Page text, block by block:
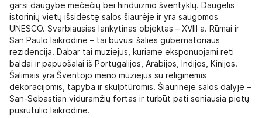
garsi daugybe mečečių bei hinduizmo šventyklų. Daugelis
istorinių vietų išsidėstę salos šiaurėje ir yra saugomos
UNESCO. Svarbiausias lankytinas objektas – XVIII a. Rūmai ir
San Paulo laikrodinė – tai buvusi šalies gubernatoriaus
rezidencija. Dabar tai muziejus, kuriame eksponuojami reti
baldai ir papuošalai iš Portugalijos, Arabijos, Indijos, Kinijos.
Šalimais yra Šventojo meno muziejus su religinėmis
dekoracijomis, tapyba ir skulptūromis. Šiaurinėje salos dalyje –
San-Sebastian viduramžių fortas ir turbūt pati seniausia pietų
pusrutulio laikrodinė.